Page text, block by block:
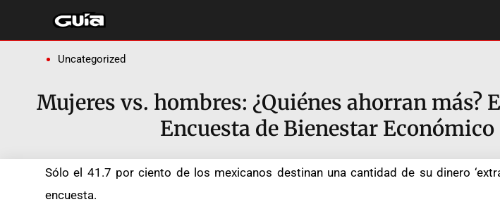
contenido
Uncategorized
Mujeres vs. hombres: ¿Quiénes ahorran más?
Encuesta de Bienestar Económico
Sólo el 41.7 por ciento de los mexicanos destinan una cantidad de su dinero
encuesta.